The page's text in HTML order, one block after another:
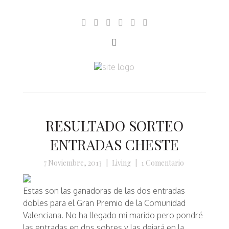
RESULTADO SORTEO
ENTRADAS CHESTE
7 Noviembre, 2013 Living 1 Comentario
Estas son las ganadoras de las dos entradas
dobles para el Gran Premio de la Comunidad
Valenciana. No ha llegado mi marido pero pondré